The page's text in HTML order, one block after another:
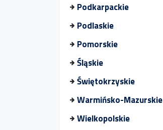
Podkarpackie
Podlaskie
Pomorskie
Śląskie
Świętokrzyskie
Warmińsko-Mazurskie
Wielkopolskie